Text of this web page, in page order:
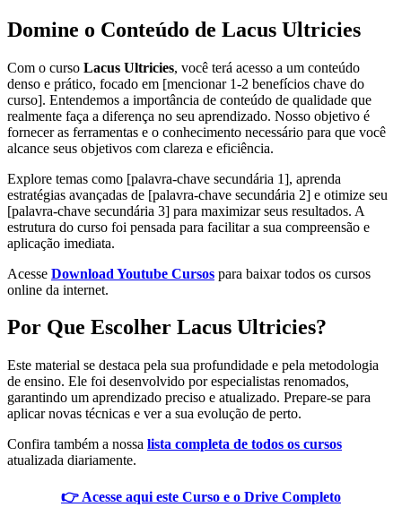
Domine o Conteúdo de Lacus Ultricies
Com o curso Lacus Ultricies, você terá acesso a um conteúdo
denso e prático, focado em [mencionar 1-2 benefícios chave do
curso]. Entendemos a importância de conteúdo de qualidade que
realmente faça a diferença no seu aprendizado. Nosso objetivo é
fornecer as ferramentas e o conhecimento necessário para que você
alcance seus objetivos com clareza e eficiência.
Explore temas como [palavra-chave secundária 1], aprenda
estratégias avançadas de [palavra-chave secundária 2] e otimize seu
[palavra-chave secundária 3] para maximizar seus resultados. A
estrutura do curso foi pensada para facilitar a sua compreensão e
aplicação imediata.
Acesse Download Youtube Cursos para baixar todos os cursos
online da internet.
Por Que Escolher Lacus Ultricies?
Este material se destaca pela sua profundidade e pela metodologia
de ensino. Ele foi desenvolvido por especialistas renomados,
garantindo um aprendizado preciso e atualizado. Prepare-se para
aplicar novas técnicas e ver a sua evolução de perto.
Confira também a nossa lista completa de todos os cursos
atualizada diariamente.
👉 Acesse aqui este Curso e o Drive Completo